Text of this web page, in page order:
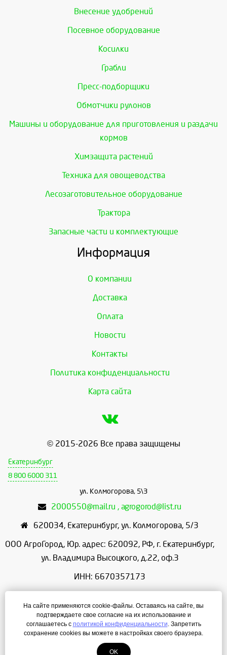
Внесение удобрений
Посевное оборудование
Косилки
Грабли
Пресс-подборщики
Обмотчики рулонов
Машины и оборудование для приготовления и раздачи
кормов
Химзащита растений
Техника для овощеводства
Лесозаготовительное оборудование
Трактора
Запасные части и комплектующие
Информация
О компании
Доставка
Оплата
Новости
Контакты
Политика конфиденциальности
Карта сайта
© 2015-2026 Все права защищены
Екатеринбург
8 800 6000 311
ул. Колмогорова, 5\3
2000550@mail.ru , agrogorod@list.ru
620034, Екатеринбург, ул. Колмогорова, 5/3
ООО АгроГород, Юр. адрес: 620092, РФ, г. Екатеринбург,
ул. Владимира Высоцкого, д.22, оф.3
ИНН: 6670357173
ОГРН: 1156658086166
Режим работы: с 9:00 до 18:00
На сайте применяются cookie-файлы. Оставаясь на сайте, вы
подтверждаете свое согласие на их использование и
соглашаетесь с политикой конфиденциальности. Запретить
сохранение cookies вы можете в настройках своего браузера.
OK